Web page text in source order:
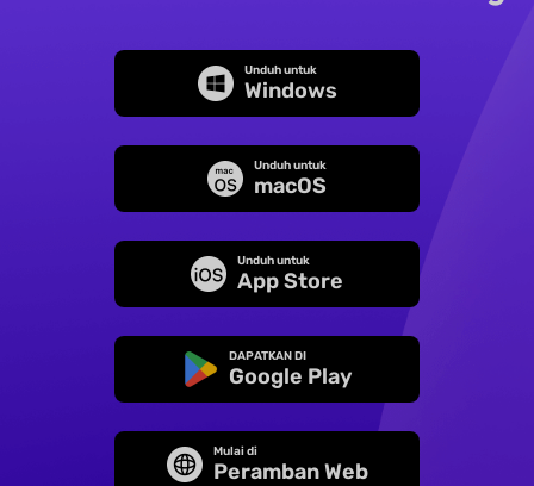
Unduh untuk
Windows
Unduh untuk
macOS
Unduh untuk
App Store
DAPATKAN DI
Google Play
Mulai di
Peramban Web